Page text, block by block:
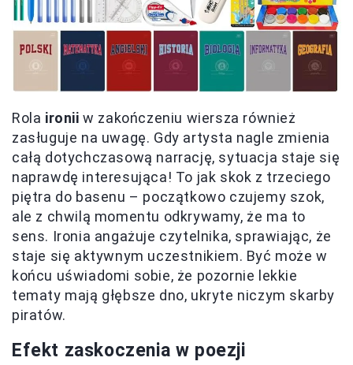
Rola ironii w zakończeniu wiersza również
zasługuje na uwagę. Gdy artysta nagle zmienia
całą dotychczasową narrację, sytuacja staje się
naprawdę interesująca! To jak skok z trzeciego
piętra do basenu – początkowo czujemy szok,
ale z chwilą momentu odkrywamy, że ma to
sens. Ironia angażuje czytelnika, sprawiając, że
staje się aktywnym uczestnikiem. Być może w
końcu uświadomi sobie, że pozornie lekkie
tematy mają głębsze dno, ukryte niczym skarby
piratów.
Efekt zaskoczenia w poezji